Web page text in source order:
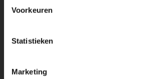
Voorkeuren
Statistieken
Marketing
iconische 3-wielige step. Al onze steps